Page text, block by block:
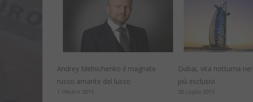
Andrey Melnichenko il magnate
russo amante del lusso
1 Ottobre 2015
Dubai, vita notturna
più esclusivi
20 Luglio 2015